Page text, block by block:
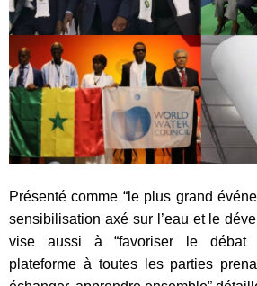
Présenté comme “le plus grand
sensibilisation axé sur l’eau et le
vise aussi à “favoriser le débat
plateforme à toutes les parties